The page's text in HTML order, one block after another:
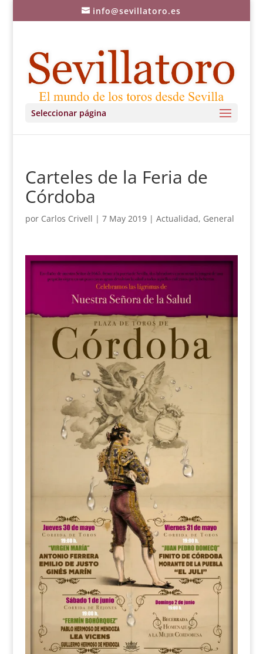
info@sevillatoro.es
Seleccionar página
Carteles de la Feria de
Córdoba
por Carlos Crivell | 7 May 2019| Actualidad, General